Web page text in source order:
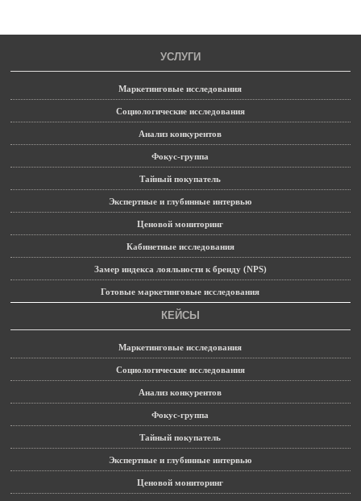
УСЛУГИ
Маркетинговые исследования
Социологические исследования
Анализ конкурентов
Фокус-группа
Тайный покупатель
Экспертные и глубинные интервью
Ценовой мониторинг
Кабинетные исследования
Замер индекса лояльности к бренду (NPS)
Готовые маркетинговые исследования
КЕЙСЫ
Маркетинговые исследования
Социологические исследования
Анализ конкурентов
Фокус-группа
Тайный покупатель
Экспертные и глубинные интервью
Ценовой мониторинг